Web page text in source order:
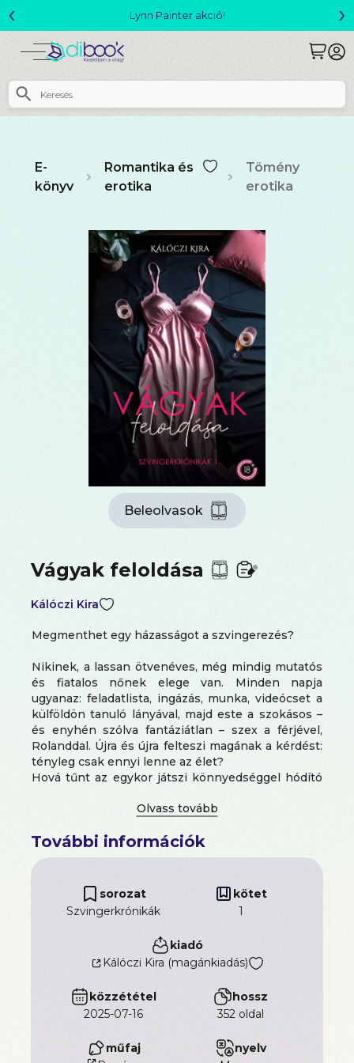
Megjelent! L. J. Shen: Legvadabb álmaimban szeretlek
‹ ›
E-
könyv
Romantika és
erotika
Tömény
erotika
Beleolvasok
Vágyak feloldása
Kálóczi Kira
Megmenthet egy házasságot a szvingerezés?
Nikinek, a lassan ötvenéves, még mindig mutatós
és fiatalos nőnek elege van. Minden napja
ugyanaz: feladatlista, ingázás, munka, videócset a
külföldön tanuló lányával, majd este a szokásos –
és enyhén szólva fantáziátlan – szex a férjével,
Rolanddal. Újra és újra felteszi magának a kérdést:
tényleg csak ennyi lenne az élet?
Hová tűnt az egykor játszi könnyedséggel hódító
fontosabb: hol van az a mindent felperzselő vágy,
Niki rádöbben, hogy a leginkább ez hiányzik az
életéből.
A szenvedély.
Az ő tüze igenis lobog – az életközépi válság
árnyékában is.
Roland, a mindig gyakorlatias, házasságuk
kényelmét óvó férj meglepő ötlettel áll elő:
próbálják ki a szvingerezést. Vakmerőn belépnek
elmosódnak, a gátlások leomlanak, a vágyak pedig
felszabadulnak. A kísértések sodrásában ismét
De vajon mennyit bír el egy házasság? És meddig
További információk
sorozat
Szvingerkrónikák
kötet
1
kiadó
Kálóczi Kira (magánkiadás)
közzététel
2025-07-16
hossz
352 oldal
műfaj
nyelv